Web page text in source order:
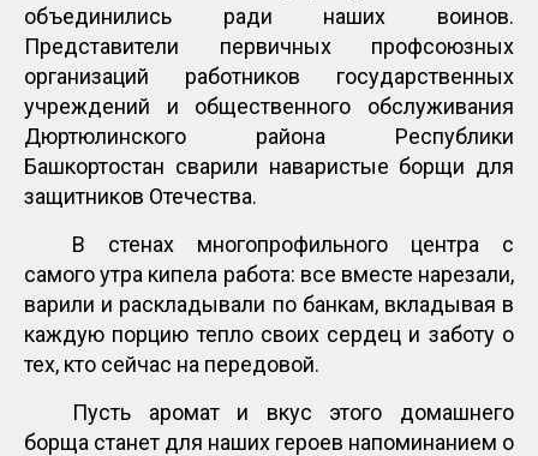
объединились ради наших воинов.
Представители первичных профсоюзных
организаций работников государственных
учреждений и общественного обслуживания
Дюртюлинского района Республики
Башкортостан сварили наваристые борщи для
защитников Отечества.
В стенах многопрофильного центра с
самого утра кипела работа: все вместе нарезали,
варили и раскладывали по банкам, вкладывая в
каждую порцию тепло своих сердец и заботу о
тех, кто сейчас на передовой.
Пусть аромат и вкус этого домашнего
борща станет для наших героев напоминанием о